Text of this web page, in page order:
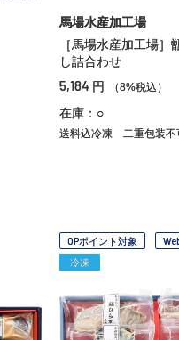
馬場水産加工場
［馬場水産加工場］
し詰合わせ
5,184 円 （8%税込）
在庫：○
送料込冷凍 二重包装不
OPポイント対象
冷凍